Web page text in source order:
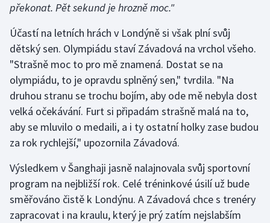
Lezení
Lyže a snowboard
Moderní pětiboj
Motorsport
Olympijské hry
Parasport
Plavání
Plážový volejbal
překonat. Pět sekund je hrozně moc."
Účastí na letních hrách v Londýně si však plní svůj
dětský sen. Olympiádu staví Závadová na vrchol všeho.
"Strašně moc to pro mě znamená. Dostat se na
olympiádu, to je opravdu splněný sen," tvrdila. "Na
druhou stranu se trochu bojím, aby ode mě nebyla dost
velká očekávání. Furt si připadám strašně malá na to,
aby se mluvilo o medaili, a i ty ostatní holky zase budou
za rok rychlejší," upozornila Závadová.
Výsledkem v Šanghaji jasně nalajnovala svůj sportovní
program na nejbližší rok. Celé tréninkové úsilí už bude
směřováno čistě k Londýnu. A Závadová chce s trenéry
zapracovat i na kraulu, který je prý zatím nejslabším